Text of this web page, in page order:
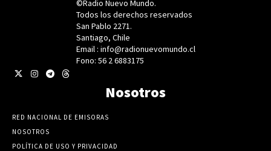
©Radio Nuevo Mundo.
Todos los derechos reservados
San Pablo 2271.
Santiago, Chile
Email : info@radionuevomundo.cl
Fono: 56 2 6883175
Nosotros
RED NACIONAL DE EMISORAS
NOSOTROS
POLÍTICA DE USO Y PRIVACIDAD